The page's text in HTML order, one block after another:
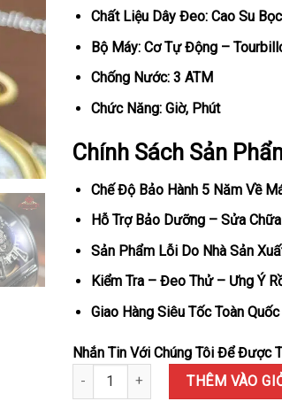
Chất Liệu Dây Đeo: Cao Su
Bộ Máy: Cơ Tự Động –
Chống Nước: 3 ATM
Chức Năng: Giờ, Phút
Chính Sách Sản
Chế Độ Bảo Hành 5 Năm Về
Hỗ Trợ Bảo Dưỡng – Sửa
Sản Phẩm Lỗi Do Nhà Sản
Kiểm Tra – Đeo Thử – Ưng Ý
Giao Hàng Siêu Tốc Toàn
Nhắn Tin Với Chúng Tôi Để Được
Đồng Hồ Franck Muller Curvex CX
THÊM VÀO